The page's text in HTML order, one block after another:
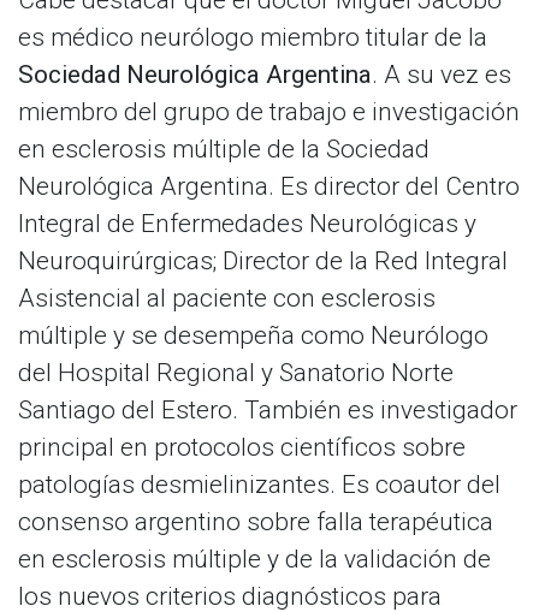
es médico neurólogo miembro titular de la
Sociedad Neurológica Argentina. A su vez es
miembro del grupo de trabajo e investigación
en esclerosis múltiple de la Sociedad
Neurológica Argentina. Es director del Centro
Integral de Enfermedades Neurológicas y
Neuroquirúrgicas; Director de la Red Integral
Asistencial al paciente con esclerosis
múltiple y se desempeña como Neurólogo
del Hospital Regional y Sanatorio Norte
Santiago del Estero. También es investigador
principal en protocolos científicos sobre
patologías desmielinizantes. Es coautor del
consenso argentino sobre falla terapéutica
en esclerosis múltiple y de la validación de
los nuevos criterios diagnósticos para